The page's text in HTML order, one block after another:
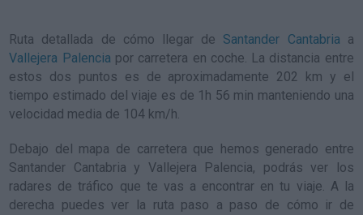
Ruta detallada de cómo llegar de Santander Cantabria a
Vallejera Palencia por carretera en coche. La distancia entre
estos dos puntos es de aproximadamente 202 km y el
tiempo estimado del viaje es de 1h 56 min manteniendo una
velocidad media de 104 km/h.
Debajo del mapa de carretera que hemos generado entre
Santander Cantabria y Vallejera Palencia, podrás ver los
radares de tráfico que te vas a encontrar en tu viaje. A la
derecha puedes ver la ruta paso a paso de cómo ir de